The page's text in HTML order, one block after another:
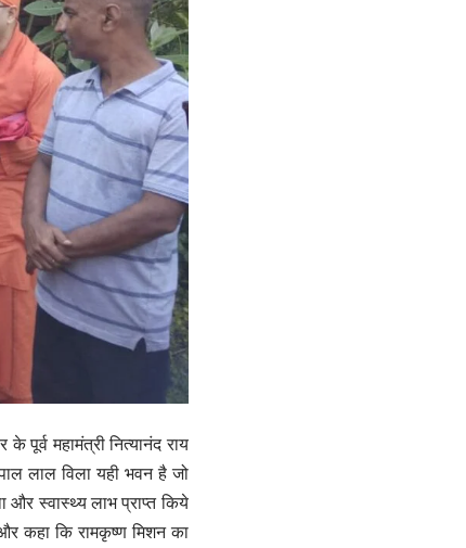
पूर्व महामंत्री नित्यानंद राय
लाल विला यही भवन है जो
स्वास्थ्य लाभ प्राप्त किये
कहा कि रामकृष्ण मिशन का